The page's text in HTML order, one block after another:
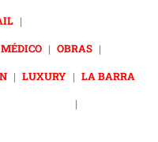
|
| OBRAS |
| LUXURY | LA BARRA
|